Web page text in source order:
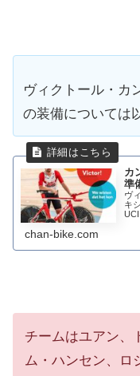
ヴィクトール・カ
の装備については
カ
準
ヴ
キ
あ
chan-bike.com
チームはユアン、
ム・ハンセン、ロ